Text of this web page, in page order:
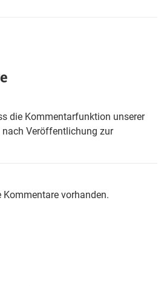
die Kommentarfunktion unserer
Veröffentlichung zur
Kommentare vorhanden.